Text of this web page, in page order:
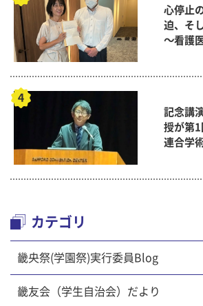
心停止
迫、そ
～看護
記念講
授が第1
連合学
カテゴリ
畿央祭(学園祭)実行委員Blog
畿友会（学生自治会）だより